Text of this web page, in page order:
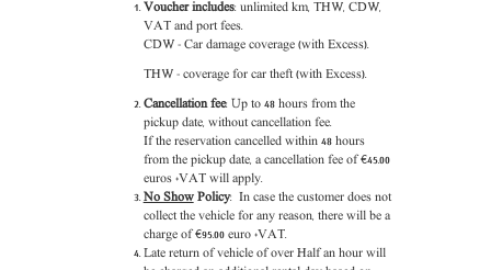
Voucher includes: unlimited km, THW, CDW,
VAT and port fees.
CDW - Car damage coverage (with Excess).
THW - coverage for car theft (with Excess).
Cancellation fee: Up to 48 hours from the
pickup date, without cancellation fee.
If the reservation cancelled within 48 hours
from the pickup date, a cancellation fee of €45.00
euros +VAT will apply.
No Show Policy: In case the customer does not
collect the vehicle for any reason, there will be a
charge of €95.00 euro +VAT.
Late return of vehicle of over Half an hour will